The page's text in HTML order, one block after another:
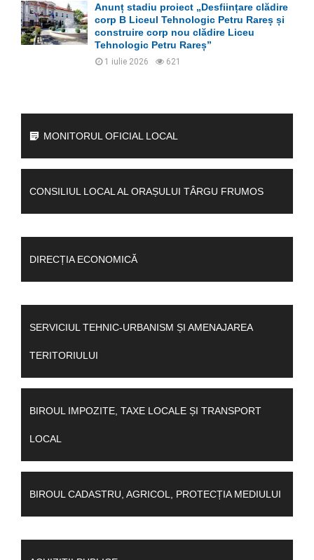
Anunț stadiu proiect „Desființare clădire
corp B Liceul Tehnologic Petru Rareș și
construire corp nou clădire Liceu
Tehnologic Petru Rareș”
1 iulie 2026 621
MONITORUL OFICIAL LOCAL
CONSILIUL LOCAL AL ORAȘULUI TÂRGU FRUMOS
DIRECȚIA ECONOMICĂ
SERVICIUL TEHNIC-URBANISM ȘI AMENAJAREA
TERITORIULUI
BIROUL IMPOZITE, TAXE LOCALE ȘI TRANSPORT
LOCAL
BIROUL CADASTRU, AGRICOL, PROTECȚIA MEDIULUI